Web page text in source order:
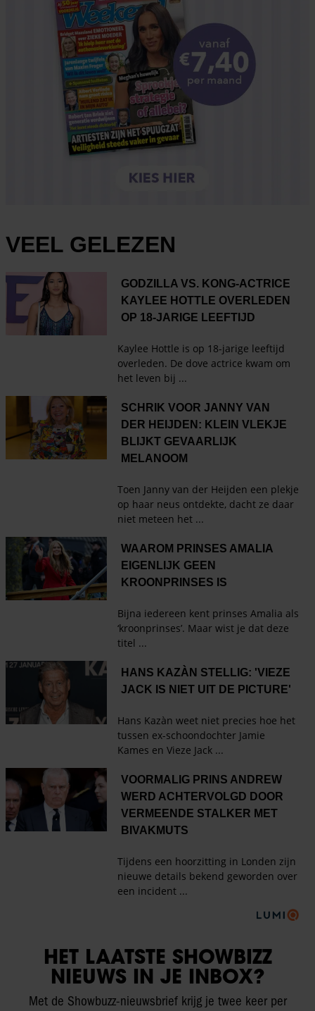
HET LAATSTE SHOWBIZZ
NIEUWS IN JE INBOX?
Met de Showbuzz-nieuwsbrief krijg je twee keer per